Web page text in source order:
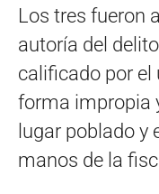
Los tres fueron
autoría del
calificado por el
forma impropia
lugar poblado y
manos de la